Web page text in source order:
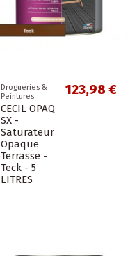
Drogueries &
Peintures
CECIL OPAQ
SX -
Saturateur
Opaque
Terrasse -
Teck - 5
LITRES
123,98 €